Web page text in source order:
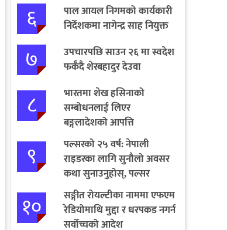
६
पाल आयल निगमको कार्यकारी
निर्देशकमा नागेन्द्र साह नियुक्त
७
उपचारपछि साउन २६ मा स्वदेश
फर्कँदै शेरबहादुर देउवा
८
भारतमा शेख हसिनाको
सम्बोधनलाई लिएर
बङ्गलादेशको आपत्ति
९
पल्सरको २५ वर्ष: नेपाली
राइडरका लागि सुनौलो अवसर
कथा सुनाउनुहोस्, पल्सर
जित्नुहोस्
१०
सङ्गीत रोयल्टीका नाममा एफएम
रेडियोमाथि मुद्दा र धरपकड नगर्न
सर्वोच्चको आदेश